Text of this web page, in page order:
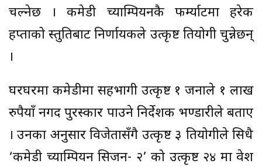
चल्नेछ । कमेडी च्याम्पियनकै फर्म्याटमा हरेक
हप्ताको प्रस्तुतिबाट निर्णायकले उत्कृष्ट प्रतियोगी चुन्नेछन्
।
घरघरमा कमेडीमा सहभागी उत्कृष्ट १ जनाले १ लाख
रुपैयाँ नगद पुरस्कार पाउने निर्देशक भण्डारीले बताए
। उनका अनुसार विजेतासँगै उत्कृष्ट ३ प्रतियोगीले सिधै
‘कमेडी च्याम्पियन सिजन- २’ को उत्कृष्ट २४ मा प्रवेश